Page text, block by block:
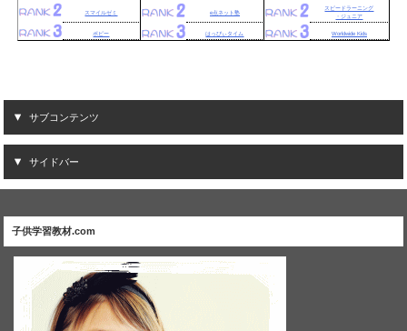
スマイルゼミ e点ネット塾
スピードラーニング
・ジュニア
ポピー はっぴぃタイム Worldwide Kids
サブコンテンツ
サイドバー
子供学習教材.com